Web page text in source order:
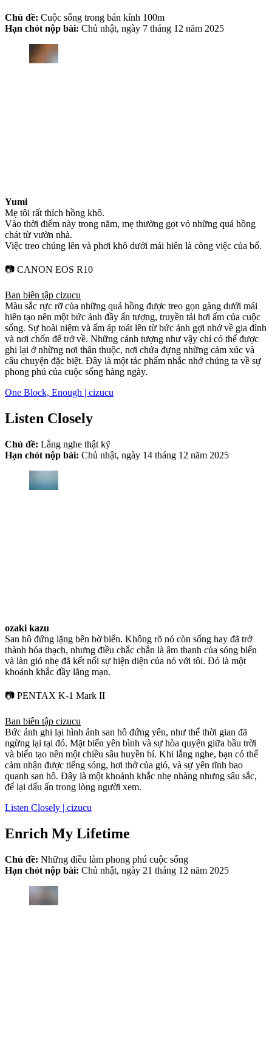
Chủ đề: Cuộc sống trong bán kính 100m
Hạn chót nộp bài: Chủ nhật, ngày 7 tháng 12 năm 2025
Yumi
Mẹ tôi rất thích hồng khô.
Vào thời điểm này trong năm, mẹ thường gọt vỏ những quả hồng
chát từ vườn nhà.
Việc treo chúng lên và phơi khô dưới mái hiên là công việc của bố.
📷 CANON EOS R10
Ban biên tập cizucu
Màu sắc rực rỡ của những quả hồng được treo gọn gàng dưới mái
hiên tạo nên một bức ảnh đầy ấn tượng, truyền tải hơi ấm của cuộc
sống. Sự hoài niệm và ấm áp toát lên từ bức ảnh gợi nhớ về gia đình
và nơi chốn để trở về. Những cảnh tượng như vậy chỉ có thể được
ghi lại ở những nơi thân thuộc, nơi chứa đựng những cảm xúc và
câu chuyện đặc biệt. Đây là một tác phẩm nhắc nhở chúng ta về sự
phong phú của cuộc sống hàng ngày.
One Block, Enough | cizucu
Listen Closely
Chủ đề: Lắng nghe thật kỹ
Hạn chót nộp bài: Chủ nhật, ngày 14 tháng 12 năm 2025
ozaki kazu
San hô đứng lặng bên bờ biển. Không rõ nó còn sống hay đã trở
thành hóa thạch, nhưng điều chắc chắn là âm thanh của sóng biển
và làn gió nhẹ đã kết nối sự hiện diện của nó với tôi. Đó là một
khoảnh khắc đầy lãng mạn.
📷 PENTAX K-1 Mark II
Ban biên tập cizucu
Bức ảnh ghi lại hình ảnh san hô đứng yên, như thể thời gian đã
ngừng lại tại đó. Mặt biển yên bình và sự hòa quyện giữa bầu trời
và biển tạo nên một chiều sâu huyền bí. Khi lắng nghe, bạn có thể
cảm nhận được tiếng sóng, hơi thở của gió, và sự yên tĩnh bao
quanh san hô. Đây là một khoảnh khắc nhẹ nhàng nhưng sâu sắc,
để lại dấu ấn trong lòng người xem.
Listen Closely | cizucu
Enrich My Lifetime
Chủ đề: Những điều làm phong phú cuộc sống
Hạn chót nộp bài: Chủ nhật, ngày 21 tháng 12 năm 2025